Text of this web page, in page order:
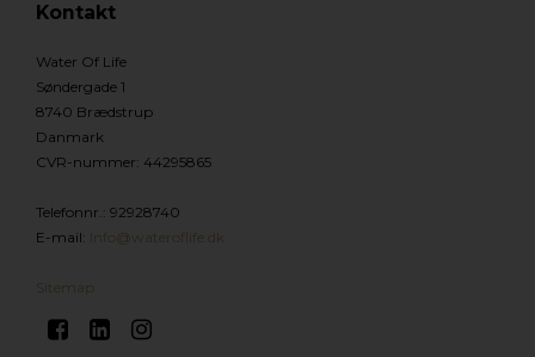
Kontakt
Water Of Life
Søndergade 1
8740 Brædstrup
Danmark
CVR-nummer: 44295865
Telefonnr.: 92928740
E-mail: Info@wateroflife.dk
Sitemap